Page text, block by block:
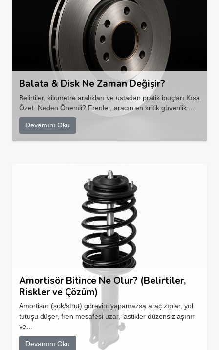
Balata & Disk Ne Zaman Değişir?
Belirtiler, kilometre aralıkları ve ustadan pratik ipuçları Kısa
Özet: Neden Önemli? Frenler, aracın en kritik güvenlik ...
Devamını Oku
Amortisör Bitince Ne Olur? (Belirtiler,
Riskler ve Çözüm)
Amortisör (şok/strut) görevini yapamazsa araç zıplar, yol
tutuşu düşer, fren mesafesi uzar, lastikler düzensiz aşınır
ve...
Devamını Oku